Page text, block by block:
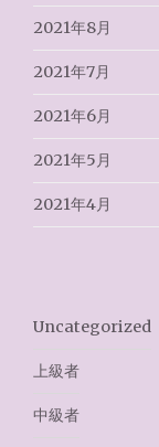
2021年8月
2021年7月
2021年6月
2021年5月
2021年4月
Uncategorized
上級者
中級者